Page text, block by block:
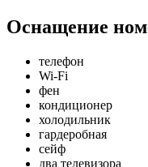
Оснащение
телефон
Wi-Fi
фен
кондиционер
холодильник
гардеробная
сейф
два телевизора